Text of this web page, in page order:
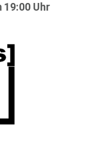
19:00 Uhr